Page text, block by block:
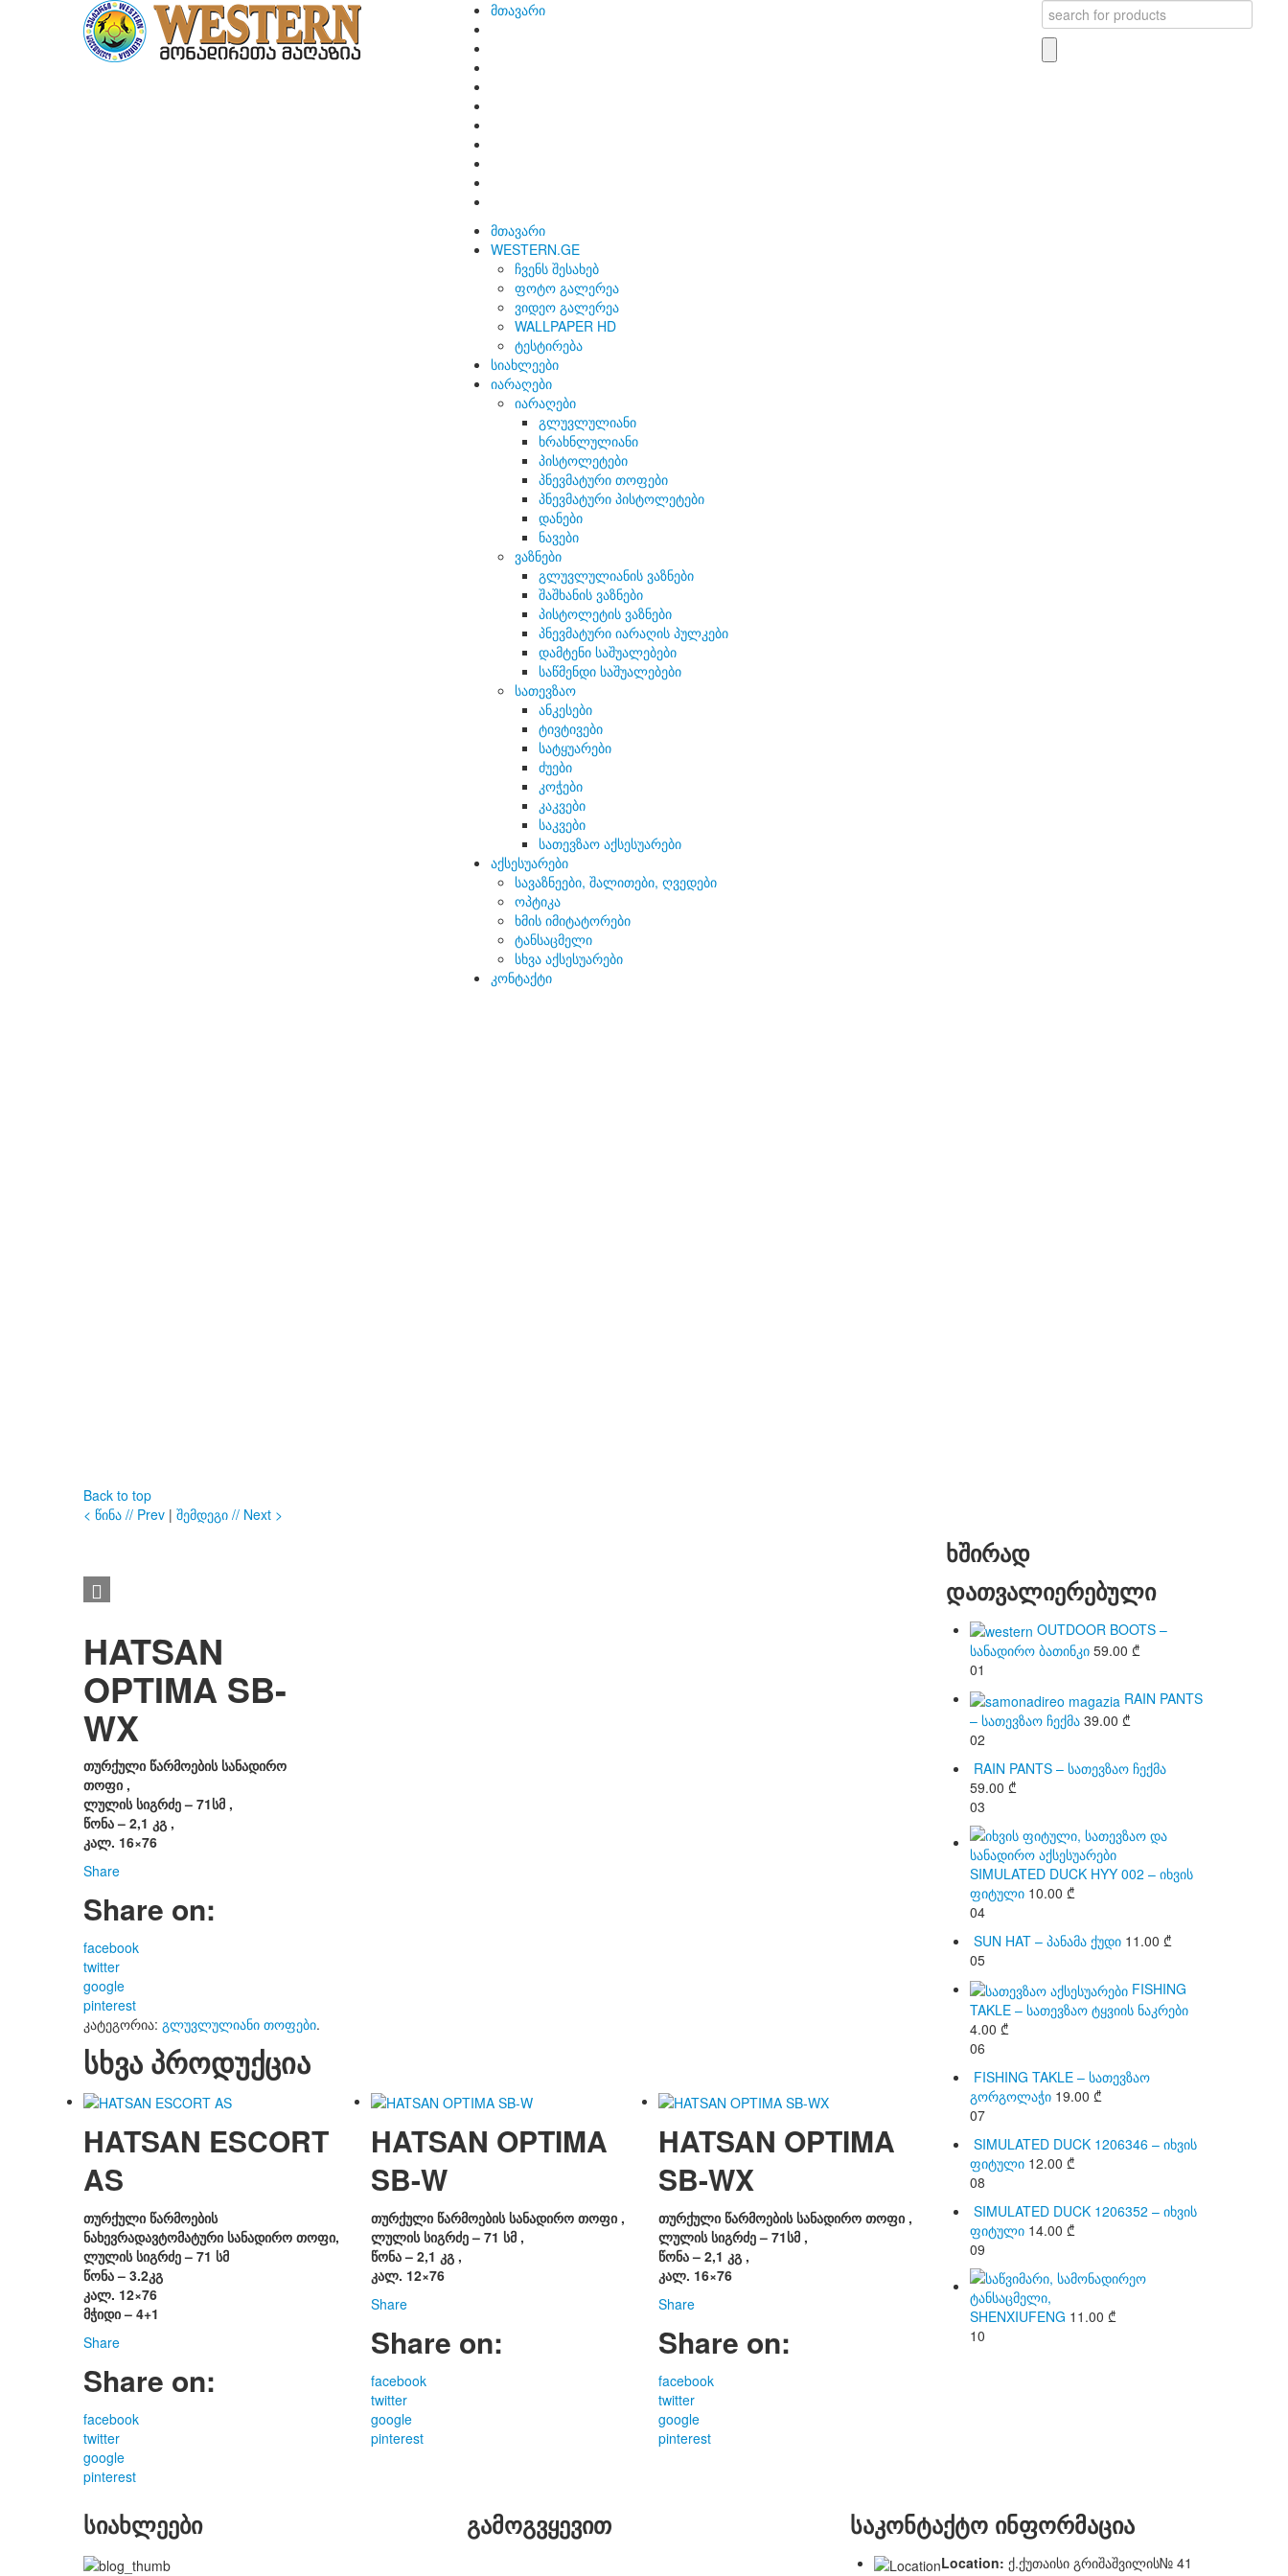
მთავარი
მთავარი
WESTERN.GE
ჩვენს შესახებ
ფოტო გალერეა
ვიდეო გალერეა
WALLPAPER HD
ტესტირება
სიახლეები
იარაღები
იარაღები
გლუვლულიანი
ხრახნლულიანი
პისტოლეტები
პნევმატური თოფები
პნევმატური პისტოლეტები
დანები
ნავები
ვაზნები
გლუვლულიანის ვაზნები
შაშხანის ვაზნები
პისტოლეტის ვაზნები
პნევმატური იარაღის პულკები
დამტენი საშუალებები
საწმენდი საშუალებები
სათევზაო
ანკესები
ტივტივები
სატყუარები
ძუები
კოჭები
კაკვები
საკვები
სათევზაო აქსესუარები
აქსესუარები
სავაზნეები, შალითები, ღვედები
ოპტიკა
ხმის იმიტატორები
ტანსაცმელი
სხვა აქსესუარები
კონტაქტი
Back to top
< წინა // Prev | შემდეგი // Next >
HATSAN
OPTIMA SB-
WX
თურქული წარმოების სანადირო
თოფი ,
ლულის სიგრძე – 71სმ ,
წონა – 2,1 კგ ,
კალ. 16×76
Share
Share on:
facebook
twitter
google
pinterest
კატეგორია: გლუვლულიანი თოფები.
სხვა პროდუქცია
HATSAN ESCORT
AS
თურქული წარმოების
ნახევრადავტომატური სანადირო თოფი,
ლულის სიგრძე – 71 სმ
წონა – 3.2კგ
კალ. 12×76
მჭიდი – 4+1
Share
Share on:
facebook
twitter
google
pinterest
HATSAN OPTIMA
SB-W
თურქული წარმოების სანადირო თოფი ,
ლულის სიგრძე – 71 სმ ,
წონა – 2,1 კგ ,
კალ. 12×76
Share
Share on:
facebook
twitter
google
pinterest
HATSAN OPTIMA
SB-WX
თურქული წარმოების სანადირო თოფი ,
ლულის სიგრძე – 71სმ ,
წონა – 2,1 კგ ,
კალ. 16×76
Share
Share on:
facebook
twitter
google
pinterest
ხშირად
დათვალიერებული
OUTDOOR BOOTS –
სანადირო ბათინკი 59.00 ₾
01
RAIN PANTS
– სათევზაო ჩექმა 39.00 ₾
02
RAIN PANTS – სათევზაო ჩექმა
59.00 ₾
03
SIMULATED DUCK HYY 002 – იხვის
ფიტული 10.00 ₾
04
SUN HAT – პანამა ქუდი 11.00 ₾
05
FISHING
TAKLE – სათევზაო ტყვიის ნაკრები
4.00 ₾
06
FISHING TAKLE – სათევზაო
გორგოლაჭი 19.00 ₾
07
SIMULATED DUCK 1206346 – იხვის
ფიტული 12.00 ₾
08
SIMULATED DUCK 1206352 – იხვის
ფიტული 14.00 ₾
09
SHENXIUFENG 11.00 ₾
10
სიახლეები გამოგვყევით საკონტაქტო ინფორმაცია
Location: ქ.ქუთაისი გრიშაშვილის№ 41